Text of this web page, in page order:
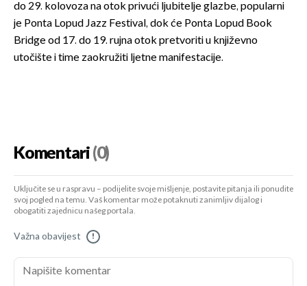
do 29. kolovoza na otok privući ljubitelje glazbe, popularni
je Ponta Lopud Jazz Festival, dok će Ponta Lopud Book
Bridge od 17. do 19. rujna otok pretvoriti u književno
utočište i time zaokružiti ljetne manifestacije.
Komentari(0)
Uključite se u raspravu – podijelite svoje mišljenje, postavite pitanja ili ponudite
svoj pogled na temu. Vaš komentar može potaknuti zanimljiv dijalog i
obogatiti zajednicu našeg portala.
Važna obavijest !